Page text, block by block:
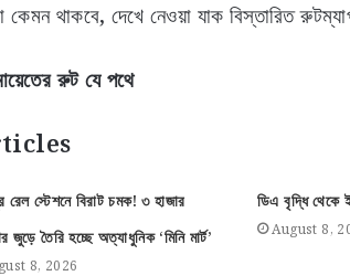
কেমন থাকবে, দেখে নেওয়া যাক বিস্তারিত
রুট যে পথে
রেল স্টেশনে বিরাট চমক! ৩ হাজার
জুড়ে তৈরি হচ্ছে অত্যাধুনিক ‘মিনি মার্ট’
8, 2026
ডিএ বৃদ্ধি থেকে
August 8,